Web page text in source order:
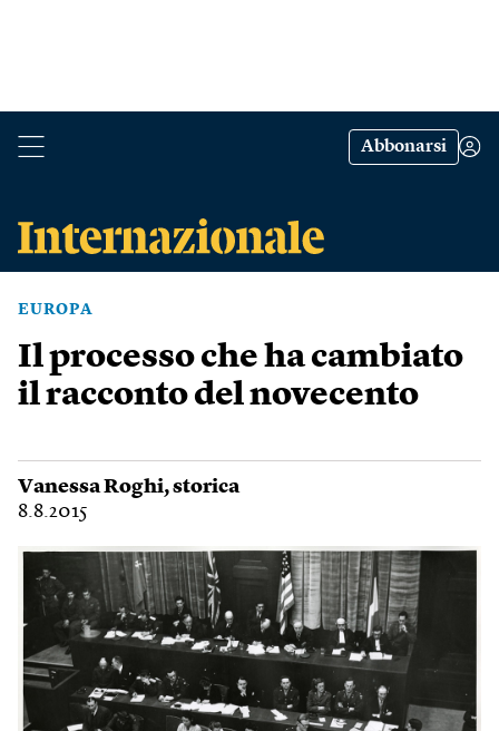
Abbonarsi
EUROPA
Il processo che ha cambiato
il racconto del novecento
Vanessa Roghi, storica
8.8.2015